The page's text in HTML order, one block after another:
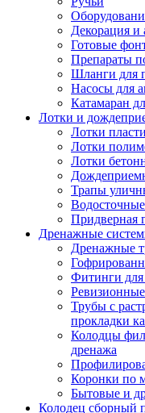
Декорация и
Готовые
Препараты
Шланги для
Насосы для
Катамаран
Лотки и
Лотки
Лотки
Лотки
Трапы
Придверная
Дренажные
Дренажные
Фитинги
Трубы с
прокладки
Колодцы
дренажа
Коронки по
Бытовые и
Колодец сборный